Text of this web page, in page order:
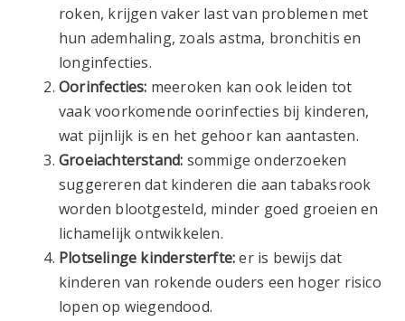
roken, krijgen vaker last van problemen met
hun ademhaling, zoals astma, bronchitis en
longinfecties.
Oorinfecties: meeroken kan ook leiden tot
vaak voorkomende oorinfecties bij kinderen,
wat pijnlijk is en het gehoor kan aantasten.
Groeiachterstand: sommige onderzoeken
suggereren dat kinderen die aan tabaksrook
worden blootgesteld, minder goed groeien en
lichamelijk ontwikkelen.
Plotselinge kindersterfte:er is bewijs dat
kinderen van rokende ouders een hoger risico
lopen op wiegendood.